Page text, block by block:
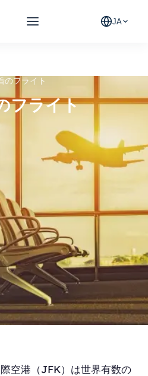
JA
のフライト
フライト
空港（JFK）は世界有数の